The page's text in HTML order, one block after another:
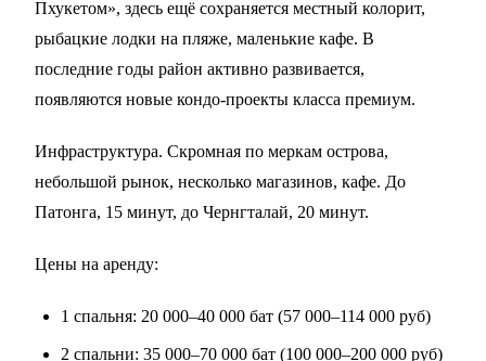
Пхукетом», здесь ещё сохраняется местный колорит,
рыбацкие лодки на пляже, маленькие кафе. В
последние годы район активно развивается,
появляются новые кондо-проекты класса премиум.
Инфраструктура. Скромная по меркам острова,
небольшой рынок, несколько магазинов, кафе. До
Патонга, 15 минут, до Чернгталай, 20 минут.
Цены на аренду:
1 спальня: 20 000–40 000 бат (57 000–114 000 руб)
2 спальни: 35 000–70 000 бат (100 000–200 000 руб)